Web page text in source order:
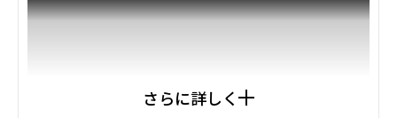
さらに詳しく